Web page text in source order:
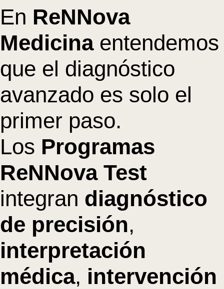
En ReNNova
Medicinaentendemos
que el diagnóstico
avanzado es solo el
primer paso.
Los Programas
ReNNova Test
integran diagnóstico
de precisión,
interpretación
médica, intervención